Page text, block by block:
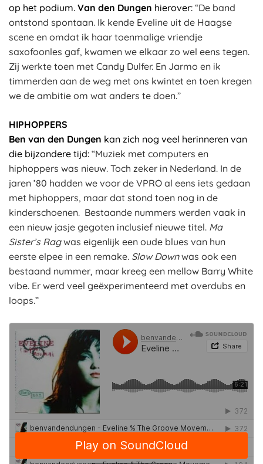
op het podium. Van den Dungen hierover: “De band
ontstond spontaan. Ik kende Eveline uit de Haagse
scene en omdat ik haar toenmalige vriendje
saxofoonles gaf, kwamen we elkaar zo wel eens tegen.
Zij werkte toen met Candy Dulfer. En Jarmo en ik
timmerden aan de weg met ons kwintet en toen kregen
we de ambitie om wat anders te doen.”
HIPHOPPERS
Ben van den Dungen kan zich nog veel herinneren van
die bijzondere tijd: “Muziek met computers en
hiphoppers was nieuw. Toch zeker in Nederland. In de
jaren ’80 hadden we voor de VPRO al eens iets gedaan
met hiphoppers, maar dat stond toen nog in de
kinderschoenen. Bestaande nummers werden vaak in
een nieuw jasje gegoten inclusief nieuwe titel. Ma
Sister’s Ragwas eigenlijk een oude blues van hun
eerste elpee in een remake. Slow Downwas ook een
bestaand nummer, maar kreeg een mellow Barry White
vibe. Er werd veel geëxperimenteerd met overdubs en
loops.”